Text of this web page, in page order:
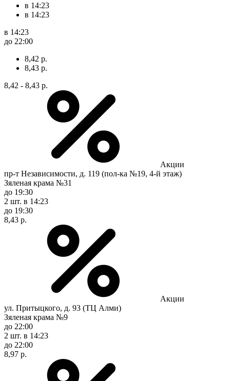
в 14:23
в 14:23
в 14:23
до 22:00
8,42 р.
8,43 р.
8,42 - 8,43 р.
Акции
пр-т Независимости, д. 119 (пол-ка №19, 4-й этаж)
Зяленая крама №31
до 19:30
2 шт. в 14:23
до 19:30
8,43 р.
Акции
ул. Притыцкого, д. 93 (ТЦ Алми)
Зяленая крама №9
до 22:00
2 шт. в 14:23
до 22:00
8,97 р.